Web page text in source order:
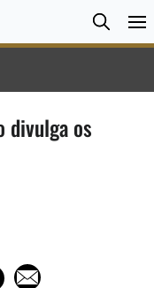
Search
divulga os